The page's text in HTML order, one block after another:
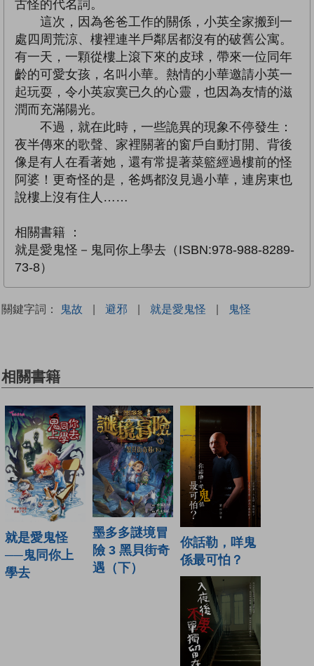
古怪的代名詞。
這次，因為爸爸工作的關係，小英全家搬到一
處四周荒涼、樓裡連半戶鄰居都沒有的破舊公寓。
有一天，一顆從樓上滾下來的皮球，帶來一位同年
齡的可愛女孩，名叫小華。熱情的小華邀請小英一
起玩耍，令小英寂寞已久的心靈，也因為友情的滋
潤而充滿陽光。
不過，就在此時，一些詭異的現象不停發生：
夜半傳來的歌聲、家裡關著的窗戶自動打開、背後
像是有人在看著她，還有常提著菜籃經過樓前的怪
阿婆！更奇怪的是，爸媽都沒見過小華，連房東也
說樓上沒有住人……
相關書籍 ：
就是愛鬼怪－鬼同你上學去（ISBN:978-988-8289-
73-8）
關鍵字詞： 鬼故 | 避邪 | 就是愛鬼怪 | 鬼怪
相關書籍
就是愛鬼怪
──鬼同你上
學去
墨多多謎境冒
險 3 黑貝街奇
遇（下）
你話勒，咩鬼
係最可怕？